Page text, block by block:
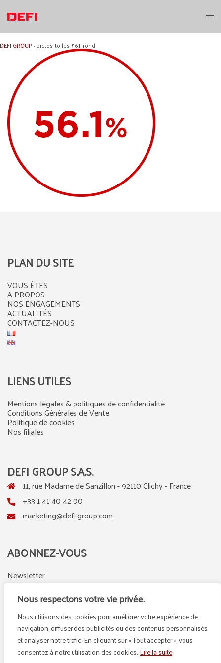
Nous respectons votre vie privée.
Nous utilisons des cookies pour améliorer votre expérience de
navigation, diffuser des publicités ou des contenus personnalisés
et analyser notre trafic. En cliquant sur « Tout accepter », vous
consentez à notre utilisation des cookies.Lire la suite
contenu
DEFI GROUP› pictos-toiles-561-rond
PLAN DU SITE
VOUS ÊTES
A PROPOS
NOS ENGAGEMENTS
ACTUALITÉS
CONTACTEZ-NOUS
LIENS UTILES
Mentions légales & politiques de confidentialité
Conditions Générales de Vente
Politique de cookies
Nos filiales
DEFI GROUP S.A.S.
11, rue Madame de Sanzillon - 92110 Clichy - France
+33 1 41 40 42 00
marketing@defi-group.com
ABONNEZ-VOUS
Newsletter
LinkedIn
Instagram